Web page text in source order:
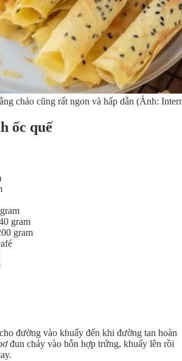
chảo cũng rất ngon và hấp dẫn (Ảnh:
ốc quế
gram
gram
đường vào khuấy đến khi đường tan hoàn
đun chảy vào hỗn hợp trứng, khuấy lên rồi